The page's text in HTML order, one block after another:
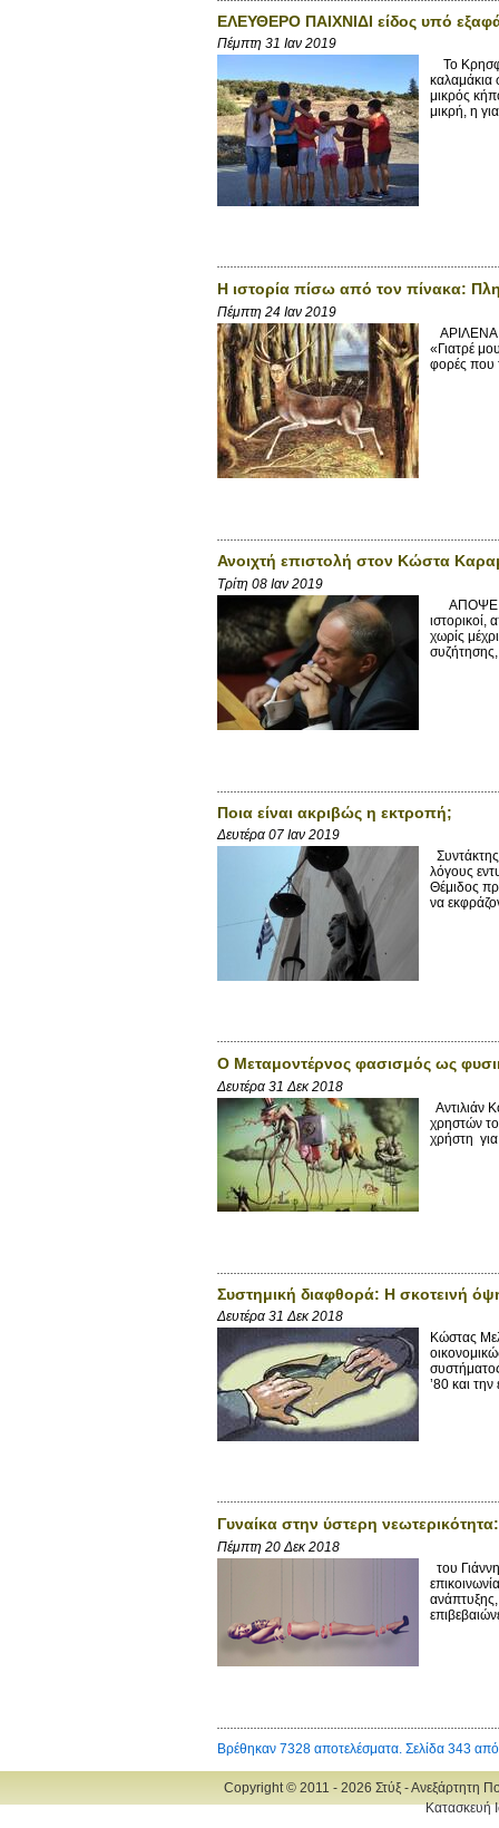
ΕΛΕΥΘΕΡΟ ΠΑΙΧΝΙΔΙ είδος υπό
Πέμπτη 31 Ιαν 2019
Το
καλαμάκια
μικρός
μικρή, η
Η ιστορία πίσω από τον πίνακα:
Πέμπτη 24 Ιαν 2019
ΑΡΙΛΕΝΑ
«Γιατρέ
φορές που
Ανοιχτή επιστολή στον Κώστα
Τρίτη 08 Ιαν 2019
ΑΠΟΨΕΙΣ
χωρίς
Ποια είναι ακριβώς η εκτροπή;
Δευτέρα 07 Ιαν 2019
λόγους
Θέμιδος
να
Ο Μεταμοντέρνος φασισμός ως
Δευτέρα 31 Δεκ 2018
Αντιλιάν
χρηστών
χρήστη
Συστημική διαφθορά: Η σκοτεινή
Δευτέρα 31 Δεκ 2018
Κώστας
’80 και
Γυναίκα στην ύστερη
Πέμπτη 20 Δεκ 2018
του
Βρέθηκαν 7328 αποτελέσματα. Σελίδα 343
Copyright © 2011 - 2026 Στύξ - Ανεξάρτητη
Κατασκευή